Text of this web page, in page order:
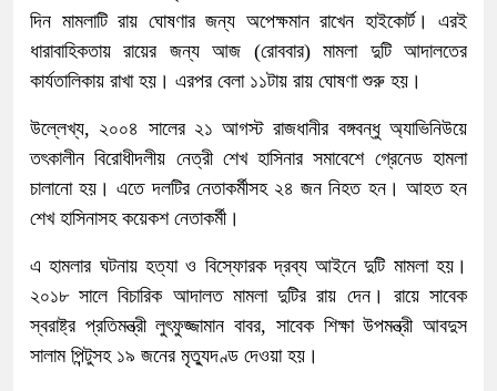
দিন মামলাটি রায় ঘোষণার জন্য অপেক্ষমান রাখেন হাইকোর্ট। এরই
ধারাবাহিকতায় রায়ের জন্য আজ (রোববার) মামলা দুটি আদালতের
কার্যতালিকায় রাখা হয়। এরপর বেলা ১১টায় রায় ঘোষণা শুরু হয়।
উল্লেখ্য, ২০০৪ সালের ২১ আগস্ট রাজধানীর বঙ্গবন্ধু অ্যাভিনিউয়ে
তৎকালীন বিরোধীদলীয় নেত্রী শেখ হাসিনার সমাবেশে গ্রেনেড হামলা
চালানো হয়। এতে দলটির নেতাকর্মীসহ ২৪ জন নিহত হন। আহত হন
শেখ হাসিনাসহ কয়েকশ নেতাকর্মী।
এ হামলার ঘটনায় হত্যা ও বিস্ফোরক দ্রব্য আইনে দুটি মামলা হয়।
২০১৮ সালে বিচারিক আদালত মামলা দুটির রায় দেন। রায়ে সাবেক
স্বরাষ্ট্র প্রতিমন্ত্রী লুৎফুজ্জামান বাবর, সাবেক শিক্ষা উপমন্ত্রী আবদুস
সালাম পিন্টুসহ ১৯ জনের মৃত্যুদণ্ড দেওয়া হয়।